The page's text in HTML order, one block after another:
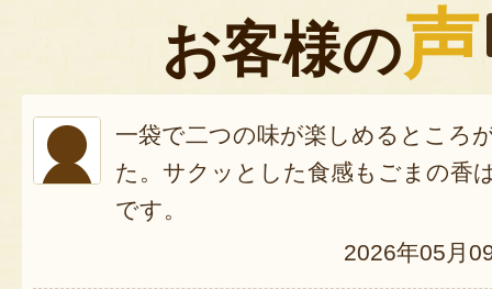
お客様の声
一袋で二つの味が楽しめるところ
た。サクッとした食感もごまの香
です。
2026年05月